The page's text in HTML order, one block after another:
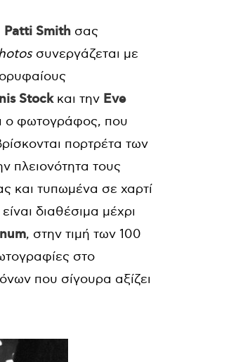
Patti Smith σας
συνεργάζεται με
Stockκαι την Eve
ο φωτογράφος, που
πορτρέτα των
πλειονότητα τους
και τυπωμένα σε χαρτί
διαθέσιμα μέχρι
, στην τιμή των 100
στο
που σίγουρα αξίζει